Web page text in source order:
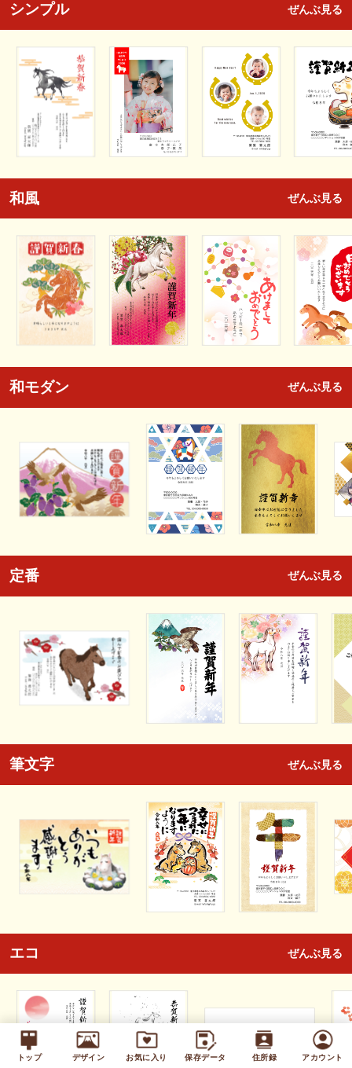
トップ デザイン お気に入り 保存データ 住所録 アカウント
シンプル ぜんぶ見る
和風 ぜんぶ見る
和モダン ぜんぶ見る
定番 ぜんぶ見る
筆文字 ぜんぶ見る
エコ ぜんぶ見る